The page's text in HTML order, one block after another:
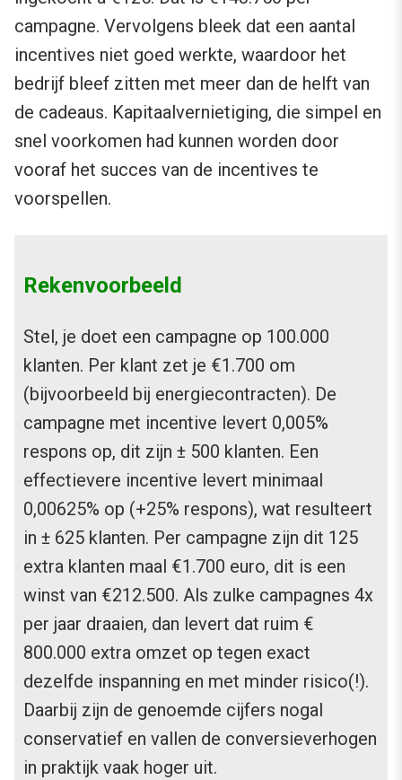
campagne. Vervolgens bleek dat een aantal
incentives niet goed werkte, waardoor het
bedrijf bleef zitten met meer dan de helft van
de cadeaus. Kapitaalvernietiging, die simpel en
snel voorkomen had kunnen worden door
vooraf het succes van de incentives te
voorspellen.
Rekenvoorbeeld
Stel, je doet een campagne op 100.000
klanten. Per klant zet je €1.700 om
(bijvoorbeeld bij energiecontracten). De
campagne met incentive levert 0,005%
respons op, dit zijn ± 500 klanten. Een
effectievere incentive levert minimaal
0,00625% op (+25% respons), wat resulteert
in ± 625 klanten. Per campagne zijn dit 125
extra klanten maal €1.700 euro, dit is een
winst van €212.500. Als zulke campagnes 4x
per jaar draaien, dan levert dat ruim €
800.000 extra omzet op tegen exact
dezelfde inspanning en met minder risico(!).
Daarbij zijn de genoemde cijfers nogal
conservatief en vallen de conversieverhogen
in praktijk vaak hoger uit.